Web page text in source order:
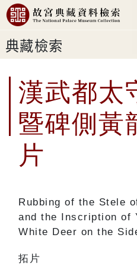
典藏檢索
漢武都太
暨碑側黃
片
Rubbing of the Stele
and the Inscription of
White Deer on the
拓片